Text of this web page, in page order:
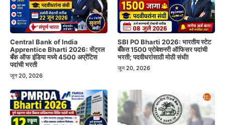
Central Bank of India
Apprentice Bharti 2026: सेंट्रल
बँक ऑफ इंडिया मध्ये 4500 अप्रेंटिस
पदांची भरती
जून 20, 2026
SBI PO Bharti 2026: भारतीय स्टेट
बँकेत 1500 प्रोबेशनरी ऑफिसर पदांची
भरती; पदवीधरांसाठी मोठी संधी!
जून 20, 2026